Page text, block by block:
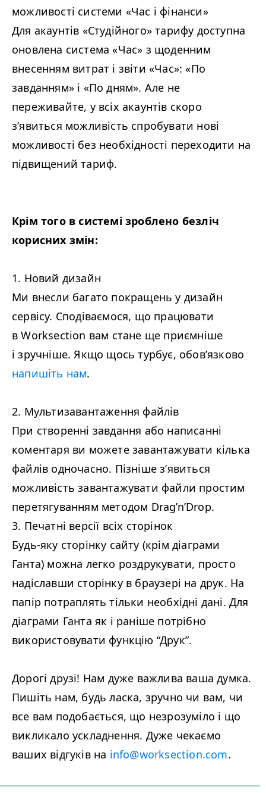
можливості системи «Час і фінанси»
Для акаунтів «Студійного» тарифу доступна
оновлена система «Час» з щоденним
внесенням витрат і звіти «Час»: «По
завданням» і «По дням». Але не
переживайте, у всіх акаунтів скоро
з’явиться можливість спробувати нові
можливості без необхідності переходити на
підвищений тариф.
Крім того в системі зроблено безліч
корисних змін:
1. Новий дизайн
Ми внесли багато покращень у дизайн
сервісу. Сподіваємося, що працювати
в Work­sec­tion вам стане ще приємніше
і зручніше. Якщо щось турбує, обов’язково
напишіть нам.
2. Мультизавантаження файлів
При створенні завдання або написанні
коментаря ви можете завантажувати кілька
файлів одночасно. Пізніше з’явиться
можливість завантажувати файли простим
перетягуванням методом Drag’n’Drop.
3. Печатні версії всіх сторінок
Будь-яку сторінку сайту (крім діаграми
Ганта) можна легко роздрукувати, просто
надіславши сторінку в браузері на друк. На
папір потраплять тільки необхідні дані. Для
діаграми Ганта як і раніше потрібно
використовувати функцію “Друк”.
Дорогі друзі! Нам дуже важлива ваша думка.
Пишіть нам, будь ласка, зручно чи вам, чи
все вам подобається, що незрозуміло і що
викликало ускладнення. Дуже чекаємо
ваших відгуків на info@​worksection.​com.